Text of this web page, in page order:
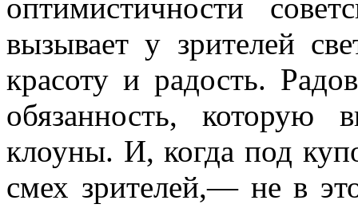
оптимистичности
вызывает у зрителей
красоту и радость.
обязанность, которую
клоуны. И, когда под
смех зрите­лей,— не в